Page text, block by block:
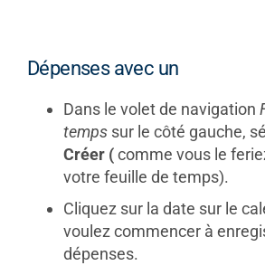
Dépenses avec un
Dans le volet de navigation
temps sur le côté gauche,
Créer (comme vous le
votre feuille de temps).
Cliquez sur la date sur le
voulez commencer à
dépenses.